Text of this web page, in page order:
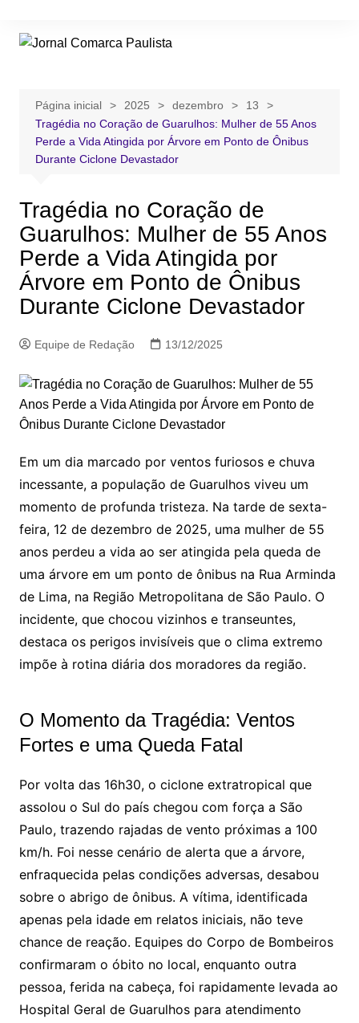
Página inicial 2025 dezembro
13
Tragédia no Coração de Guarulhos: Mulher de 55 Anos
Perde a Vida Atingida por Árvore em Ponto de Ônibus
Durante Ciclone Devastador
Tragédia no Coração de
Guarulhos: Mulher de 55 Anos
Perde a Vida Atingida por
Árvore em Ponto de Ônibus
Durante Ciclone Devastador
Equipe de Redação 13/12/2025
Em um dia marcado por ventos furiosos e chuva
incessante, a população de Guarulhos viveu um
momento de profunda tristeza. Na tarde de sexta-
feira, 12 de dezembro de 2025, uma mulher de 55
anos perdeu a vida ao ser atingida pela queda de
uma árvore em um ponto de ônibus na Rua Arminda
de Lima, na Região Metropolitana de São Paulo. O
incidente, que chocou vizinhos e transeuntes,
destaca os perigos invisíveis que o clima extremo
impõe à rotina diária dos moradores da região.
O Momento da Tragédia: Ventos
Fortes e uma Queda Fatal
Por volta das 16h30, o ciclone extratropical que
assolou o Sul do país chegou com força a São
Paulo, trazendo rajadas de vento próximas a 100
km/h. Foi nesse cenário de alerta que a árvore,
enfraquecida pelas condições adversas, desabou
sobre o abrigo de ônibus. A vítima, identificada
apenas pela idade em relatos iniciais, não teve
chance de reação. Equipes do Corpo de Bombeiros
confirmaram o óbito no local, enquanto outra
pessoa, ferida na cabeça, foi rapidamente levada ao
Hospital Geral de Guarulhos para atendimento